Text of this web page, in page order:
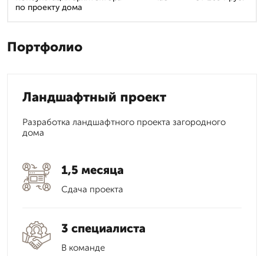
по проекту дома
Портфолио
Ландшафтный проект
Разработка ландшафтного проекта загородного
дома
1,5 месяца
Сдача проекта
3 специалиста
В команде